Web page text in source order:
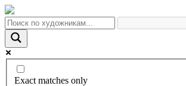
Exact matches only